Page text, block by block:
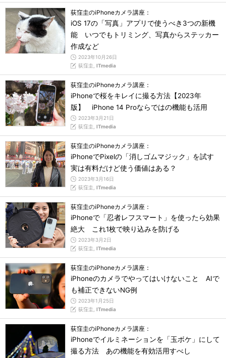
荻窪圭のiPhoneカメラ講座：
iOS 17の「写真」アプリで使うべき3つの新機
能 いつでもトリミング、写真からステッカー
作成など
2023年10月26日
荻窪圭, ITmedia
荻窪圭のiPhoneカメラ講座：
iPhoneで桜をキレイに撮る方法【2023年
版】 iPhone 14 Proならではの機能も活用
2023年3月21日
荻窪圭, ITmedia
荻窪圭のiPhoneカメラ講座：
iPhoneでPixelの「消しゴムマジック」を試す
実は有料だけど使う価値はある？
2023年3月16日
荻窪圭, ITmedia
荻窪圭のiPhoneカメラ講座：
iPhoneで「忍者レフスマート」を使ったら効果
絶大 これ1枚で映り込みを防げる
2023年3月2日
荻窪圭, ITmedia
荻窪圭のiPhoneカメラ講座：
iPhoneのカメラでやってはいけないこと AIで
も補正できないNG例
2023年1月25日
荻窪圭, ITmedia
荻窪圭のiPhoneカメラ講座：
iPhoneでイルミネーションを「玉ボケ」にして
撮る方法 あの機能を有効活用すべし